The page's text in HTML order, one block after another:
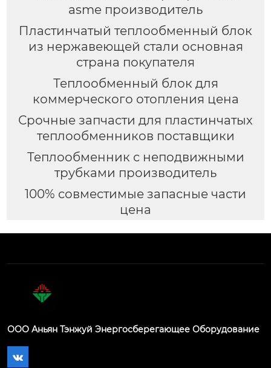
asme производитель
Пластинчатый теплообменный блок
из нержавеющей стали основная
страна покупателя
Теплообменный блок для
коммерческого отопления цена
Срочные запчасти для пластинчатых
теплообменников поставщики
Теплообменник с неподвижными
трубками производитель
100% совместимые запасные части
цена
ООО Аньян Тэнжуй Энергосберегающее Оборудование
